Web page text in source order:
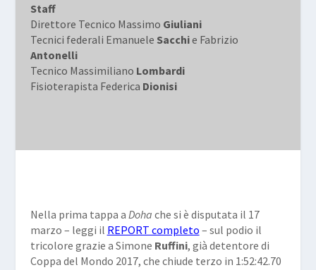
Staff
Direttore Tecnico Massimo Giuliani
Tecnici federali Emanuele Sacchie Fabrizio
Antonelli
Tecnico Massimiliano Lombardi
Fisioterapista Federica Dionisi
Nella prima tappa a Doha che si è disputata il 17
marzo – leggi il REPORT completo – sul podio il
tricolore grazie a Simone Ruffini, già detentore di
Coppa del Mondo 2017, che chiude terzo in 1:52:42.70